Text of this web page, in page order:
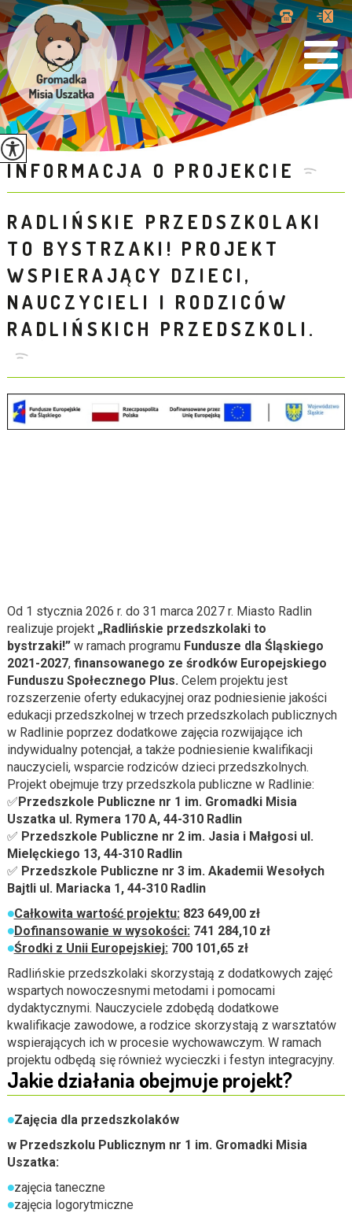
INFORMACJA O PROJEKCIE
RADLIŃSKIE PRZEDSZKOLAKI
TO BYSTRZAKI! PROJEKT
WSPIERAJĄCY DZIECI,
NAUCZYCIELI I RODZICÓW
RADLIŃSKICH PRZEDSZKOLI.
Od 1 stycznia 2026 r. do 31 marca 2027 r. Miasto Radlin
realizuje projekt „Radlińskie przedszkolaki to
bystrzaki!”w ramach programu Fundusze dla Śląskiego
2021-2027,finansowanego ze środków Europejskiego
Funduszu Społecznego Plus. Celem projektu jest
rozszerzenie oferty edukacyjnej oraz podniesienie jakości
edukacji przedszkolnej w trzech przedszkolach publicznych
w Radlinie poprzez dodatkowe zajęcia rozwijające ich
indywidualny potencjał, a także podniesienie kwalifikacji
nauczycieli, wsparcie rodziców dzieci przedszkolnych.
Projekt obejmuje trzy przedszkola publiczne w Radlinie:
✅ Przedszkole Publiczne nr 1 im. Gromadki Misia
Uszatka ul. Rymera 170 A, 44-310 Radlin
✅ Przedszkole Publiczne nr 2 im. Jasia i Małgosi ul.
Mielęckiego 13, 44-310 Radlin
✅ Przedszkole Publiczne nr 3 im. Akademii Wesołych
Bajtli ul. Mariacka 1, 44-310 Radlin
Całkowita wartość projektu: 823 649,00 zł
Dofinansowanie w wysokości: 741 284,10 zł
Środki z Unii Europejskiej: 700 101,65zł
Radlińskie przedszkolaki skorzystają z dodatkowych zajęć
wspartych nowoczesnymi metodami i pomocami
dydaktycznymi. Nauczyciele zdobędą dodatkowe
kwalifikacje zawodowe, a rodzice skorzystają z warsztatów
wspierających ich w procesie wychowawczym. W ramach
projektu odbędą się również wycieczki i festyn integracyjny.
Jakie działania obejmuje projekt?
Zajęcia dla przedszkolaków
w Przedszkolu Publicznym nr 1 im. Gromadki Misia
Uszatka:
zajęcia taneczne
zajęcia logorytmiczne